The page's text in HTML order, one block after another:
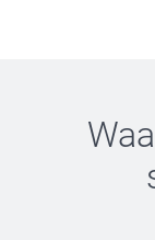
Zet je
Plaats het
Leg het